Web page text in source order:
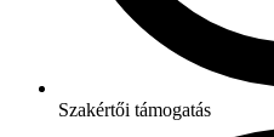
Szakértői támogatás